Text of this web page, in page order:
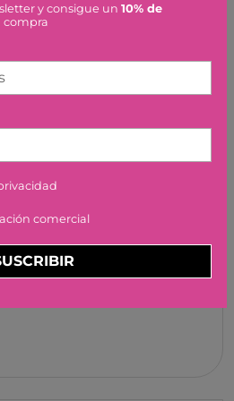
o que combinan
27,00 €
GIIKER TIC-TAC-TOE BOLT
37,90 €
y consigue un 10% de
compra
comercial